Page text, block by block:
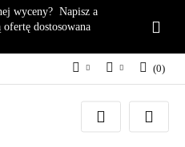
wyceny? Napisz a
dostosowana
EUR
Załóż konto
(0)